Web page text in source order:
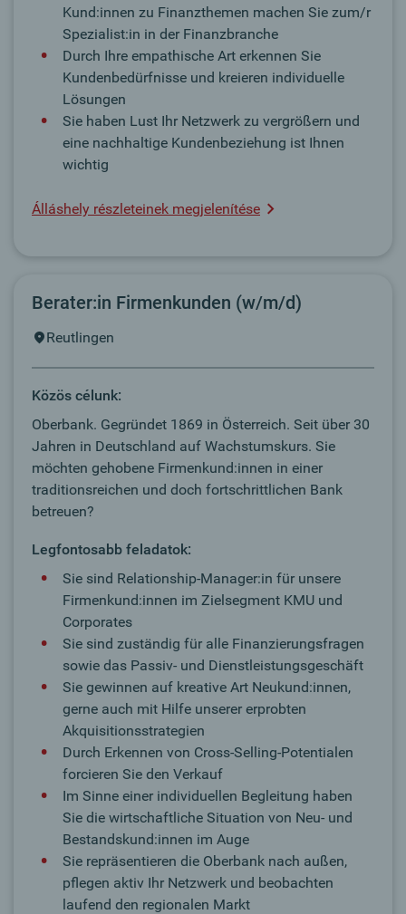
Kund:innen zu Finanzthemen machen Sie zum/r
Spezialist:in in der Finanzbranche
Durch Ihre empathische Art erkennen Sie
Kundenbedürfnisse und kreieren individuelle
Lösungen
Sie haben Lust Ihr Netzwerk zu vergrößern und
eine nachhaltige Kundenbeziehung ist Ihnen
wichtig
Álláshely részleteinek megjelenítése
Berater:in Firmenkunden (w/m/d)
Reutlingen
Közös célunk:
Oberbank. Gegründet 1869 in Österreich. Seit über 30
Jahren in Deutschland auf Wachstumskurs. Sie
möchten gehobene Firmenkund:innen in einer
traditionsreichen und doch fortschrittlichen Bank
betreuen?
Legfontosabb feladatok:
Sie sind Relationship-Manager:in für unsere
Firmenkund:innen im Zielsegment KMU und
Corporates
Sie sind zuständig für alle Finanzierungsfragen
sowie das Passiv- und Dienstleistungsgeschäft
Sie gewinnen auf kreative Art Neukund:innen,
gerne auch mit Hilfe unserer erprobten
Akquisitionsstrategien
Durch Erkennen von Cross-Selling-Potentialen
forcieren Sie den Verkauf
Im Sinne einer individuellen Begleitung haben
Sie die wirtschaftliche Situation von Neu- und
Bestandskund:innen im Auge
Sie repräsentieren die Oberbank nach außen,
pflegen aktiv Ihr Netzwerk und beobachten
laufend den regionalen Markt